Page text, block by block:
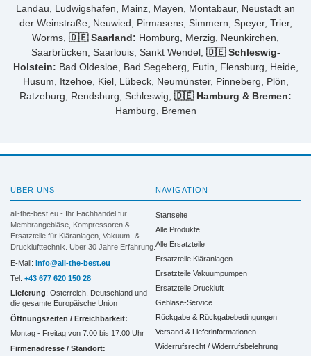
Landau, Ludwigshafen, Mainz, Mayen, Montabaur, Neustadt an
der Weinstraße, Neuwied, Pirmasens, Simmern, Speyer, Trier,
Worms, 🇩🇪 Saarland: Homburg, Merzig, Neunkirchen,
Saarbrücken, Saarlouis, Sankt Wendel, 🇩🇪 Schleswig-
Holstein: Bad Oldesloe, Bad Segeberg, Eutin, Flensburg, Heide,
Husum, Itzehoe, Kiel, Lübeck, Neumünster, Pinneberg, Plön,
Ratzeburg, Rendsburg, Schleswig, 🇩🇪 Hamburg & Bremen:
Hamburg, Bremen
ÜBER UNS
all-the-best.eu - Ihr Fachhandel für
Membrangebläse, Kompressoren &
Ersatzteile für Kläranlagen, Vakuum- &
Drucklufttechnik. Über 30 Jahre Erfahrung.
E-Mail: info@all-the-best.eu
Tel: +43 677 620 150 28
Lieferung: Österreich, Deutschland und
die gesamte Europäische Union
Öffnungszeiten / Erreichbarkeit:
Montag - Freitag von 7:00 bis 17:00 Uhr
Firmenadresse / Standort:
NAVIGATION
Startseite
Alle Produkte
Alle Ersatzteile
Ersatzteile Kläranlagen
Ersatzteile Vakuumpumpen
Ersatzteile Druckluft
Gebläse-Service
Rückgabe & Rückgabebedingungen
Versand & Lieferinformationen
Widerrufsrecht / Widerrufsbelehrung